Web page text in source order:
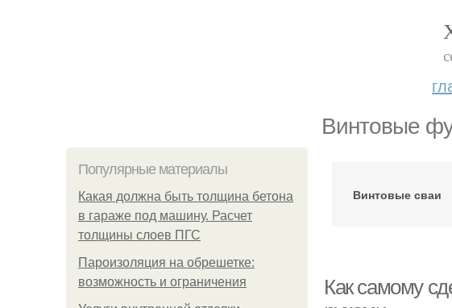
Винтовые
Популярные материалы
Какая должна быть толщина бетона
в гараже под машину. Расчет
толщины слоев ПГС
Пароизоляция на обрешетке:
возможность и ограничения
Винтовые сваи
Как самому